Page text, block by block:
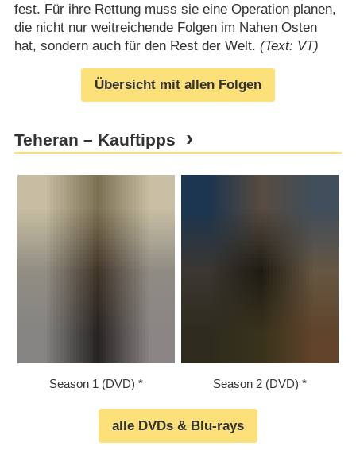
fest. Für ihre Rettung muss sie eine Operation planen,
die nicht nur weitreichende Folgen im Nahen Osten
hat, sondern auch für den Rest der Welt. (Text: VT)
Übersicht mit allen Folgen
Teheran – Kauftipps
Season 1 (DVD) Season 2 (DVD)
alle DVDs & Blu-rays